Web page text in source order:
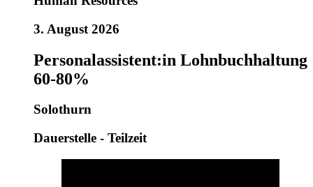
3. August 2026
Personalassistent:in Lohnbuchhaltung
60-80%
Solothurn
Dauerstelle - Teilzeit